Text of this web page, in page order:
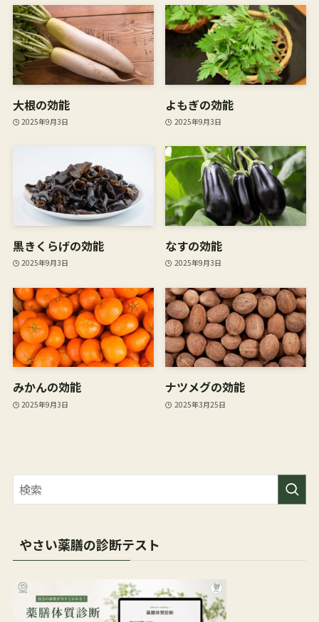
大根の効能
2025年9月3日
よもぎの効能
2025年9月3日
黒きくらげの効能
2025年9月3日
なすの効能
2025年9月3日
みかんの効能
2025年9月3日
ナツメグの効能
2025年3月25日
やさい薬膳の診断テスト